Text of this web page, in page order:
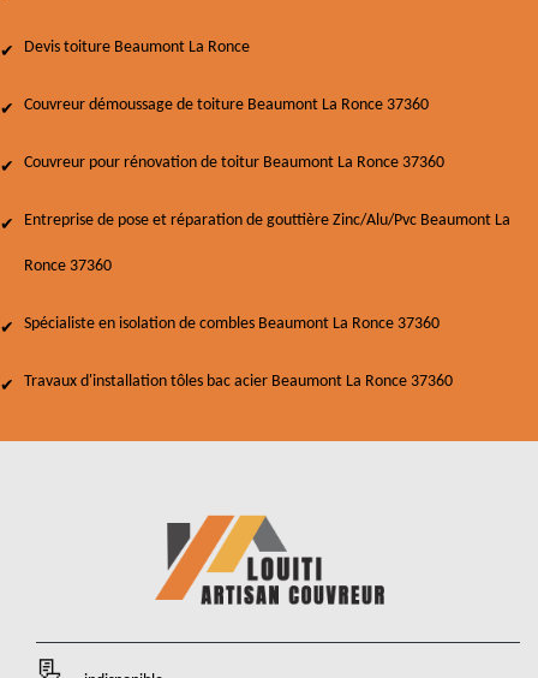
Devis toiture Beaumont La Ronce
Couvreur démoussage de toiture Beaumont La Ronce 37360
Couvreur pour rénovation de toitur Beaumont La Ronce 37360
Entreprise de pose et réparation de gouttière Zinc/Alu/Pvc Beaumont La
Ronce 37360
Spécialiste en isolation de combles Beaumont La Ronce 37360
Travaux d'installation tôles bac acier Beaumont La Ronce 37360